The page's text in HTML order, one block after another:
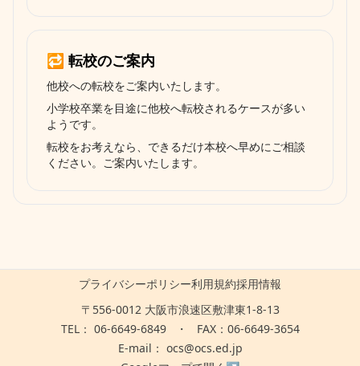
🔁 転校のご案内
他校への転校をご案内いたします。
小学校卒業を目途に他校へ転校されるケースが多い
ようです。
転校をお考えなら、できるだけ本校へ早めにご相談
ください。ご案内いたします。
プライバシーポリシー利用規約採用情報
〒556-0012 大阪市浪速区敷津東1-8-13
TEL： 06-6649-6849 ・
FAX：06-6649-3654
E-mail： ocs@ocs.ed.jp